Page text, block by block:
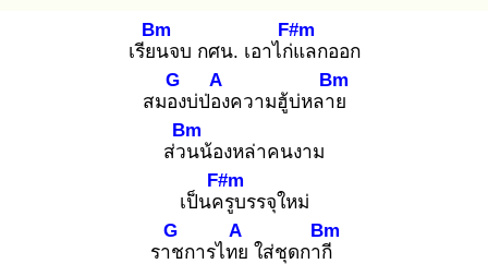
เรียน
Bm
จบ กศน. เอาไก่แ
F#m
ลกออก
สมอง
G
บ่ป่อง
A
ความฮู้บ่หลาย
Bm
ส่วน
Bm
น้องหล่าคนงาม
เป็นครู
F#m
บรรจุใหม่
ราช
G
การไทย
A
ใส่ชุดกากี
Bm